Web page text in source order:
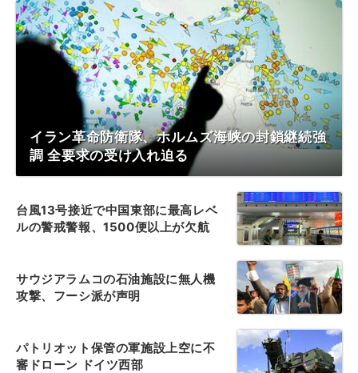
イラン革命防衛隊、ホルムズ海峡の封鎖継続強
調 全要求の受け入れ迫る
台風13号接近で中国東部に最高レベ
ルの警戒警報、1500便以上が欠航
サウジアラムコの石油施設に無人機
攻撃、フーシ派が声明
パトリオット保管の軍施設上空に不
審ドローン ドイツ西部